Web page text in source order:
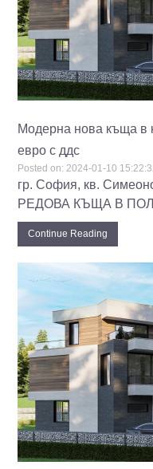
Модерна нова къща в
евро с ддс
Posted on: 2024-01-10
гр. София, кв.
РЕДОВА КЪЩА В
Continue Reading